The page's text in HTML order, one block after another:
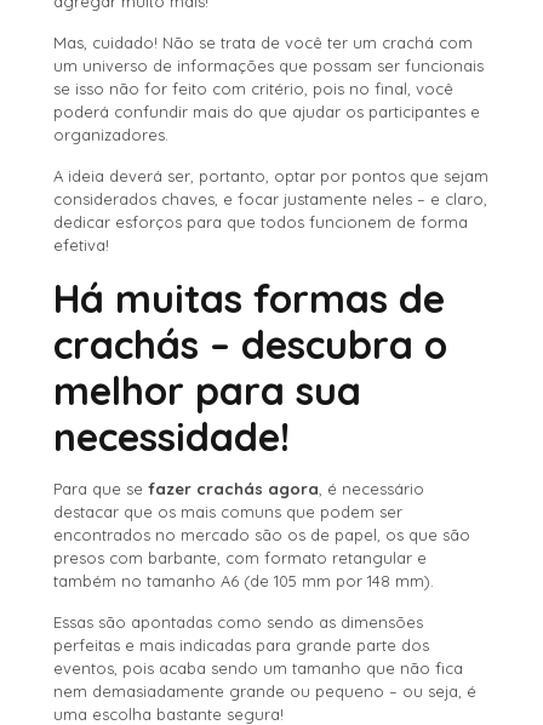
Mas, cuidado! Não se trata de você ter um crachá com
um universo de informações que possam ser funcionais
se isso não for feito com critério, pois no final, você
poderá confundir mais do que ajudar os participantes e
organizadores.
A ideia deverá ser, portanto, optar por pontos que sejam
considerados chaves, e focar justamente neles – e claro,
dedicar esforços para que todos funcionem de forma
efetiva!
Há muitas formas de
crachás – descubra o
melhor para sua
necessidade!
Para que sefazer crachás agora, é necessário
destacar que os mais comuns que podem ser
encontrados no mercado são os de papel, os que são
presos com barbante, com formato retangular e
também no tamanho A6 (de 105 mm por 148 mm).
Essas são apontadas como sendo as dimensões
perfeitas e mais indicadas para grande parte dos
eventos, pois acaba sendo um tamanho que não fica
nem demasiadamente grande ou pequeno – ou seja, é
uma escolha bastante segura!